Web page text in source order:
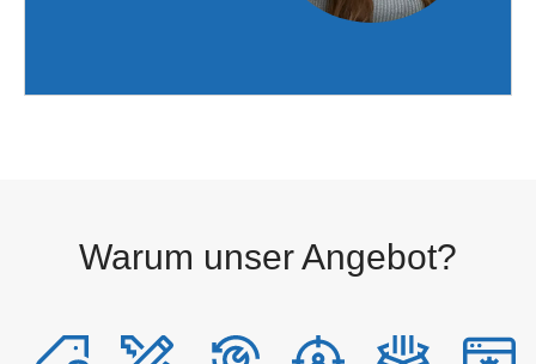
Warum unser Angebot?